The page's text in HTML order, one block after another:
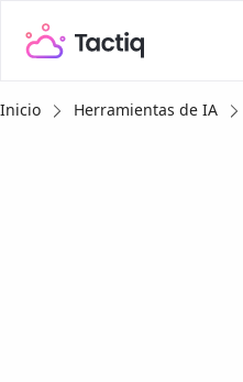
Inicio Herramientas de IA